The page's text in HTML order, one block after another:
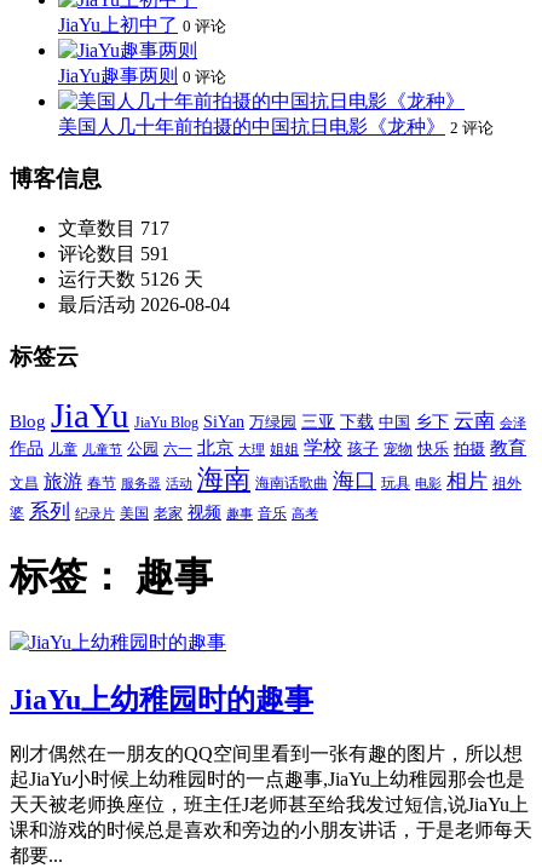
JiaYu上初中了 0 评论
JiaYu趣事两则 0 评论
美国人几十年前拍摄的中国抗日电影《龙种》 2 评论
博客信息
文章数目 717
评论数目 591
运行天数 5126 天
最后活动 2026-08-04
标签云
Blog JiaYu JiaYu Blog SiYan 万绿园 三亚 下载 中国 乡下 云南 会泽
作品 儿童 儿童节 公园 六一 北京 大理 姐姐 学校 孩子 宠物 快乐 拍摄 教育
文昌 旅游 春节 服务器 活动 海南 海南话歌曲 海口 玩具 电影 相片 祖外
婆 系列 纪录片 美国 老家 视频 趣事 音乐 高考
标签： 趣事
JiaYu上幼稚园时的趣事
刚才偶然在一朋友的QQ空间里看到一张有趣的图片，所以想
起JiaYu小时候上幼稚园时的一点趣事,JiaYu上幼稚园那会也是
天天被老师换座位，班主任J老师甚至给我发过短信,说JiaYu上
课和游戏的时候总是喜欢和旁边的小朋友讲话，于是老师每天
都要...